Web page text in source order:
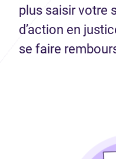
plus saisir votre
d’action en
se faire